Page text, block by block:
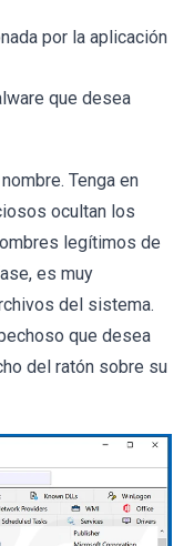
por la aplicación
que desea
Tenga en
ocultan los
legítimos de
es muy
del sistema.
que desea
del ratón sobre su